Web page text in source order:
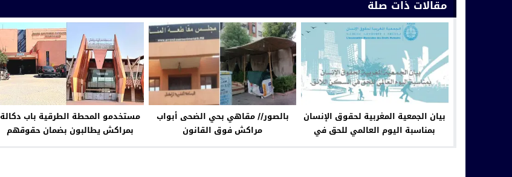
مقالات ذات صلة
بيان الجمعية المغربية لحقوق الإنسان
بمناسبة اليوم العالمي للحق في
بالصور// مقاهي بحي الضحى أبواب
مراكش فوق القانون
مستخدمو المحطة الطرقية باب دكالة
بمراكش يطالبون بضمان حقوقهم